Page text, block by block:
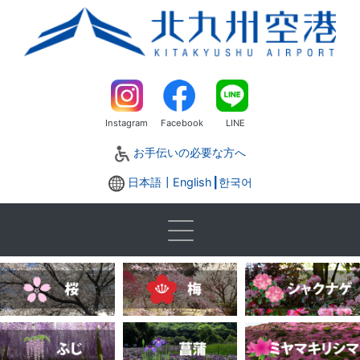
Instagram Facebook LINE
お手伝いの必要な方へ
日本語┃ English 한국어